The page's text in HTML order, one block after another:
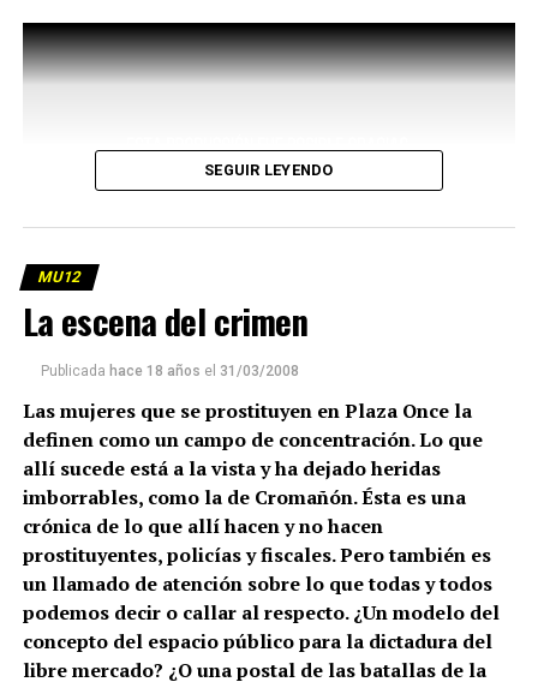
SEGUIR LEYENDO
MU12
La escena del crimen
Publicada hace 18 años el 31/03/2008
Las mujeres que se prostituyen en Plaza Once la
definen como un campo de concentración. Lo que
allí sucede está a la vista y ha dejado heridas
imborrables, como la de Cromañón. Ésta es una
crónica de lo que allí hacen y no hacen
prostituyentes, policías y fiscales. Pero también es
un llamado de atención sobre lo que todas y todos
podemos decir o callar al respecto. ¿Un modelo del
concepto del espacio público para la dictadura del
libre mercado? ¿O una postal de las batallas de la